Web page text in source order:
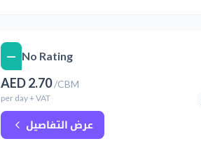
No Rating
—
AED2.70/CBM
per day+ VAT
عرض التفاصيل